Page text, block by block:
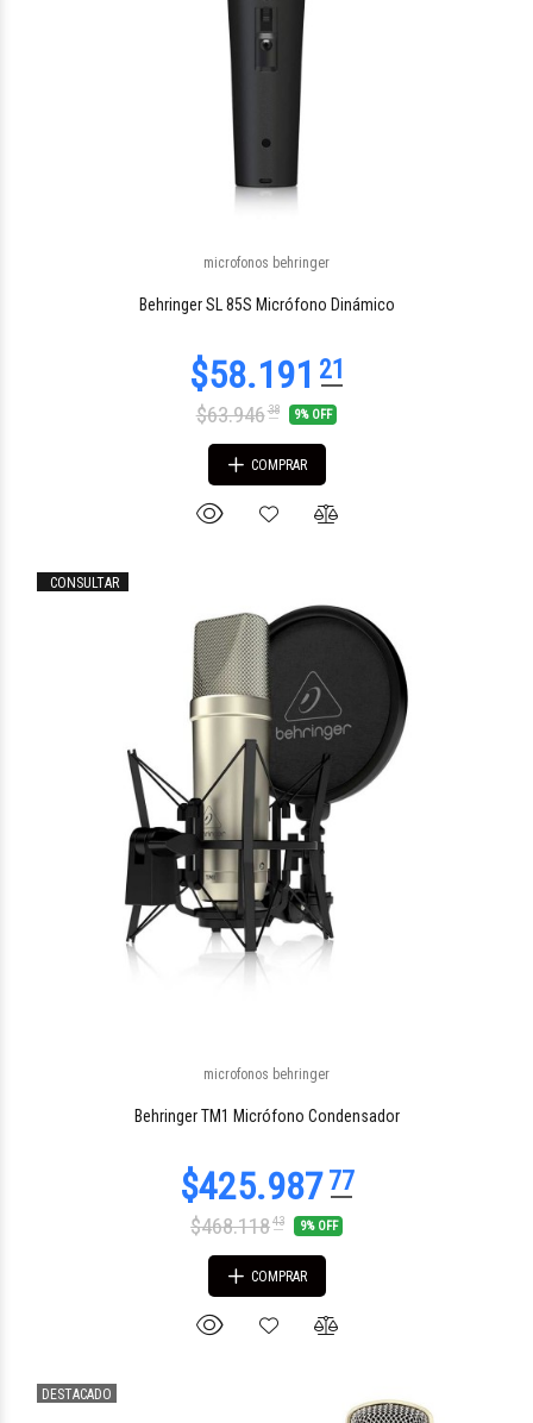
microfonos behringer
Behringer SL 85S Micrófono Dinámico
$63.94638 9% OFF
COMPRAR
CONSULTAR
microfonos behringer
Behringer TM1 Micrófono Condensador
$468.11843 9% OFF
COMPRAR
DESTACADO